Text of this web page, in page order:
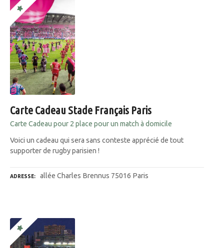
Carte Cadeau Stade Français Paris
Carte Cadeau pour 2 place pour un match à domicile
Voici un cadeau qui sera sans conteste apprécié de tout
supporter de rugby parisien !
ADRESSE allée Charles Brennus 75016 Paris